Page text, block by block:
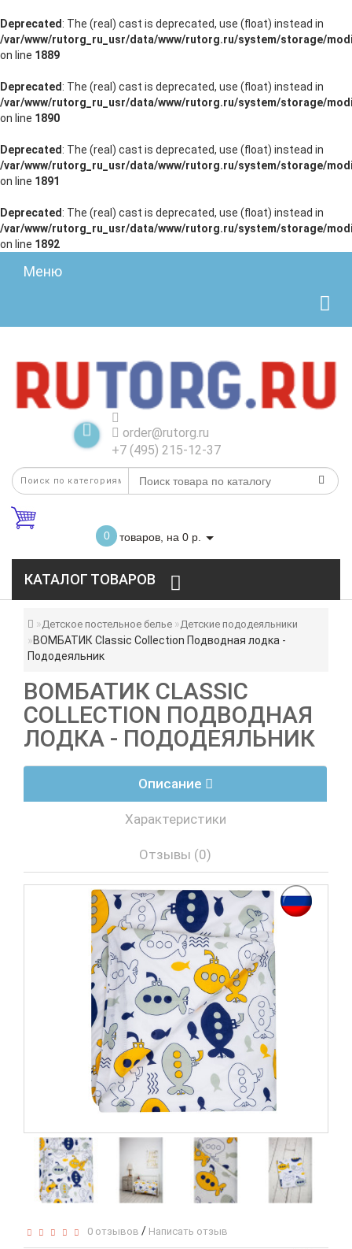
Deprecated : The (real) cast is deprecated, use (float) instead in
/var/www/rutorg_ru_usr/data/www/rutorg.ru/system/storage/
on line 1889
Deprecated : The (real) cast is deprecated, use (float) instead in
/var/www/rutorg_ru_usr/data/www/rutorg.ru/system/storage/
on line 1890
Deprecated : The (real) cast is deprecated, use (float) instead in
/var/www/rutorg_ru_usr/data/www/rutorg.ru/system/storage/
on line 1891
Deprecated : The (real) cast is deprecated, use (float) instead in
/var/www/rutorg_ru_usr/data/www/rutorg.ru/system/storage/
on line 1892
Меню
order@rutorg.ru
+7 (495) 215-12-37
0 товаров, на 0 р.
КАТАЛОГ ТОВАРОВ
Детское постельное белье Детские пододеяльники
ВОМБАТИК Classic Collection Подводная лодка -
Пододеяльник
ВОМБАТИК CLASSIC
COLLECTION ПОДВОДНАЯ
ЛОДКА - ПОДОДЕЯЛЬНИК
Описание
Характеристики
Отзывы (0)
0 отзывов / Написать отзыв